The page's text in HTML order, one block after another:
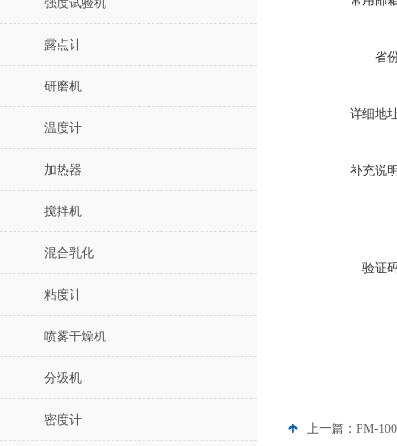
强度试验机
露点计
研磨机
温度计
加热器
搅拌机
混合乳化
粘度计
喷雾干燥机
分级机
密度计
省
详细地
补充说
验证
上一篇： PM-